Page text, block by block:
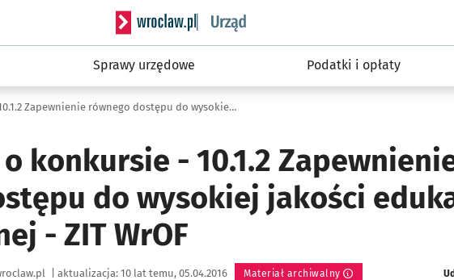
Serwis informacyjny wroclaw.pl podserwis: Urząd
Sprawy urzędowe Podatki i opłaty
Ogłoszenie o konkursie - 10.1.2 Zapewnienie równego dostępu do wysokiej jakości edukacji przedszkolnej - ZIT WrOF
o konkursie - 10.1.2
do wysokiej jakości
- ZIT WrOF
aktualizacja: 10 lat temu, 05.04.2016 Materiał archiwalny